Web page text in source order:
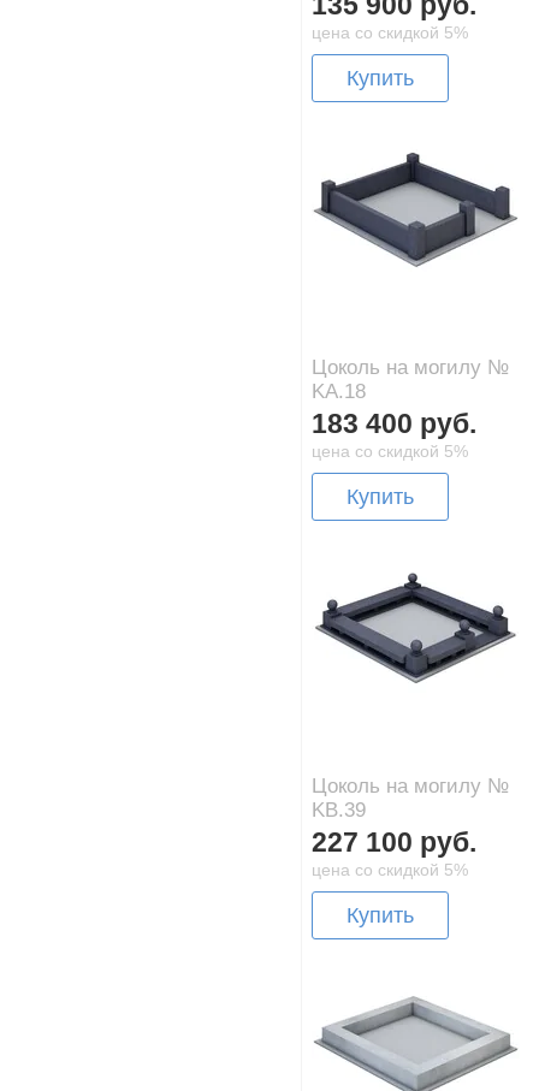
цена со скидкой 5%
Купить
Цоколь на могилу №
KA.18
183 400 руб.
цена со скидкой 5%
Купить
Цоколь на могилу №
KB.39
227 100 руб.
цена со скидкой 5%
Купить